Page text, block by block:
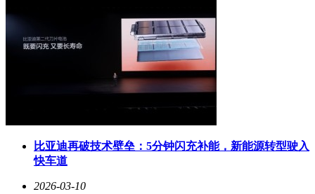
比亚迪再破技术壁垒：5分钟闪充补能，新能源转型驶入
快车道
2026-03-10